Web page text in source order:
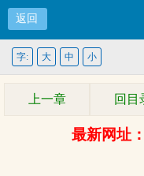
返回
字: 大 中 小
上一章 回目
最新网址